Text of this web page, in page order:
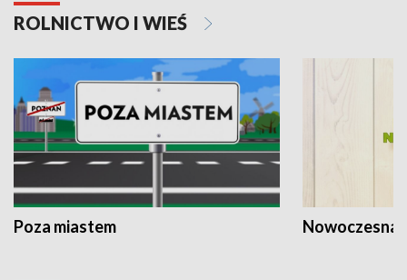
ROLNICTWO I WIEŚ
Poza miastem Nowoczesna